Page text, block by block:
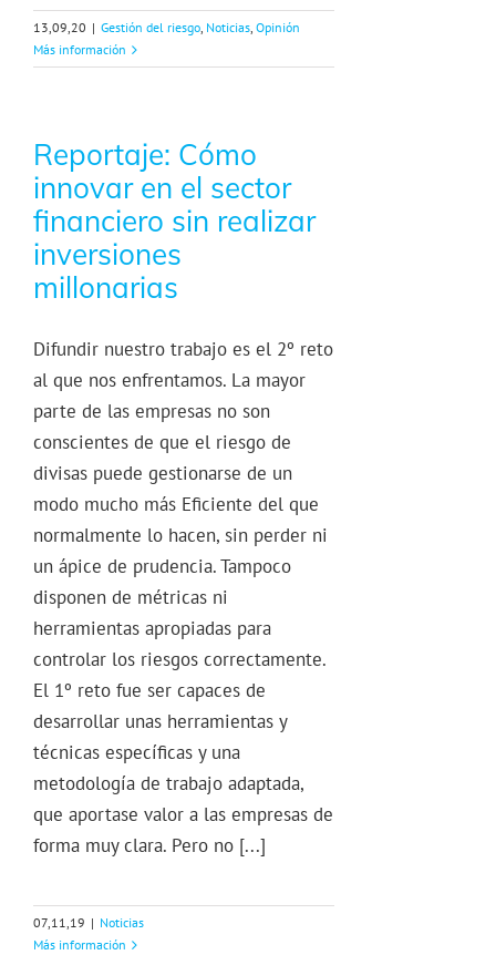
13,09,20 | Gestión del riesgo Noticias Opinión
Más información
Reportaje: Cómo
innovar en el sector
financiero sin realizar
inversiones
millonarias
Difundir nuestro trabajo es el 2º reto
al que nos enfrentamos. La mayor
parte de las empresas no son
conscientes de que el riesgo de
divisas puede gestionarse de un
modo mucho más Eficiente del que
normalmente lo hacen, sin perder ni
un ápice de prudencia. Tampoco
disponen de métricas ni
herramientas apropiadas para
controlar los riesgos correctamente.
El 1º reto fue ser capaces de
desarrollar unas herramientas y
técnicas específicas y una
metodología de trabajo adaptada,
que aportase valor a las empresas de
forma muy clara. Pero no [...]
07,11,19 | Noticias
Más información